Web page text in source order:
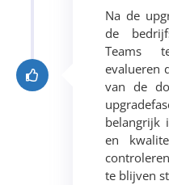
Na de
de
Teams
evalueren
van de
belangrijk
en
te blijven